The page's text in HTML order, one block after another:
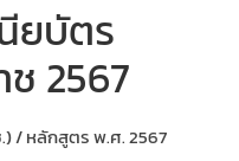
ยบัตร
2567
/ หลักสูตร พ.ศ. 2567